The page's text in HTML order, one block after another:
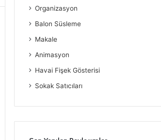
Organizasyon
Balon Süsleme
Makale
Animasyon
Havai Fişek Gösterisi
Sokak Satıcıları